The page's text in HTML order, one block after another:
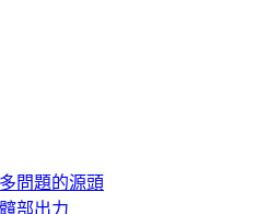
問題的源頭
部出力